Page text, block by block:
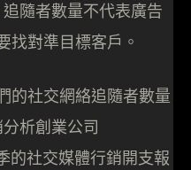
隨者數量不代表廣告
找對準目標客戶。
的社交網絡追隨者數量
析創業公司
社交媒體行銷開支報